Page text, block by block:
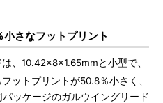
さなフットプリント
、10.42×8×1.65mmと小型で、
ットプリントが50.8％小さく、
ッケージのガルウイングリード